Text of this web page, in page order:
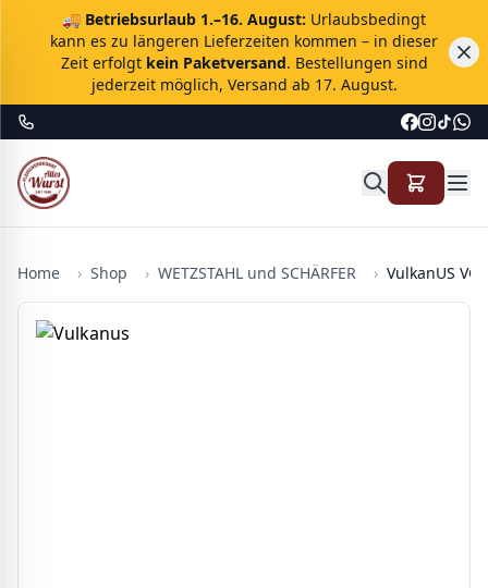
🚚 Betriebsurlaub 1.–16. August: Urlaubsbedingt
kann es zu längeren Lieferzeiten kommen – in dieser
Zeit erfolgt kein Paketversand. Bestellungen sind
jederzeit möglich, Versand ab 17. August.
Home › Shop › WETZSTAHL und SCHÄRFER › VulkanUS